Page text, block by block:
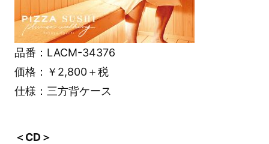
品番：LACM-34376
価格：￥2,800＋税
仕様：三方背ケース
＜CD＞